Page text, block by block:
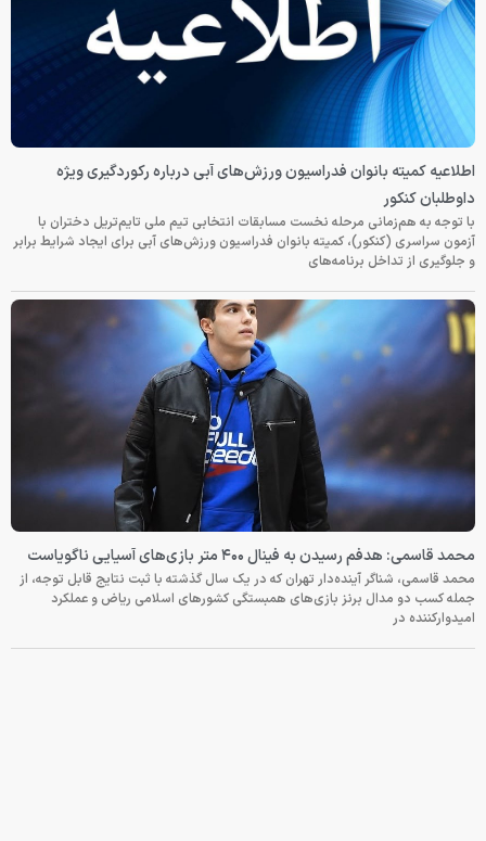
اطلاعیه کمیته بانوان فدراسیون ورزش‌های آبی درباره رکوردگیری ویژه
داوطلبان کنکور
با توجه به هم‌زمانی مرحله نخست مسابقات انتخابی تیم ملی تایم‌تریل دختران با
آزمون سراسری (کنکور)، کمیته بانوان فدراسیون ورزش‌های آبی برای ایجاد شرایط برابر
و جلوگیری از تداخل برنامه‌های
محمد قاسمی: هدفم رسیدن به فینال ۴۰۰ متر بازی‌های آسیایی ناگویاست
محمد قاسمی، شناگر آینده‌دار تهران که در یک سال گذشته با ثبت نتایج قابل توجه، از
جمله کسب دو مدال برنز بازی‌های همبستگی کشورهای اسلامی ریاض و عملکرد
امیدوارکننده در